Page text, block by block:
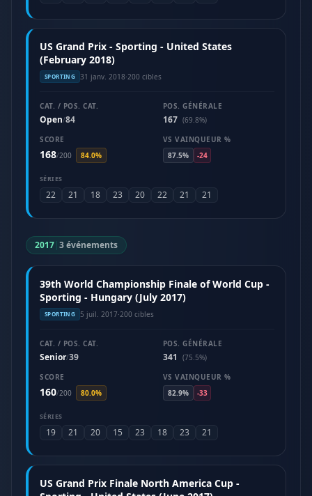
US Grand Prix - Sporting - United States
(February 2018)
SPORTING 31 janv. 2018·200 cibles
CAT. / POS. CAT.
Open/84
POS. GÉNÉRALE
167 (69.8%)
SCORE
168/200 84.0%
VS VAINQUEUR %
87.5%
-24
SÉRIES
22 21 18 23 20 22 21 21
2017|3 événements
39th World Championship Finale of World Cup -
Sporting - Hungary (July 2017)
SPORTING 5 juil. 2017·200 cibles
CAT. / POS. CAT.
Senior/39
POS. GÉNÉRALE
341
(75.5%)
SCORE
160/200 80.0%
VS VAINQUEUR %
82.9%
-33
SÉRIES
19 21 20 15 23 18 23 21
US Grand Prix Finale North America Cup -